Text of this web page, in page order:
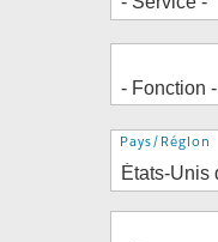
Adresse
Pays/Région